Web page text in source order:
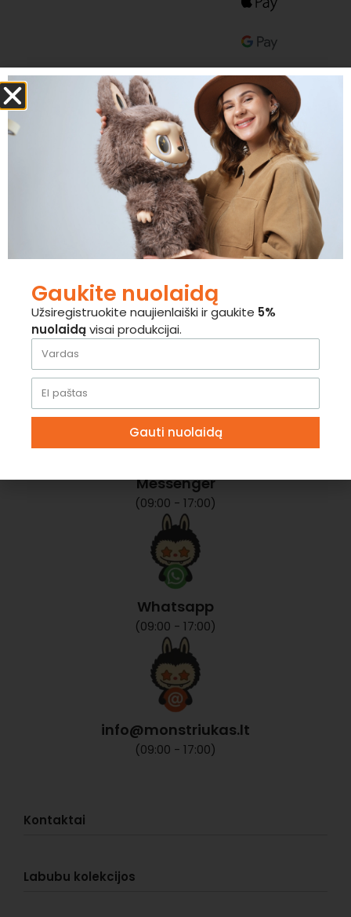
Ar išrašome
sąskaitas faktūras?
Kur galiu rasti savo
sąskaitą faktūrą?
Per kiek laiko
grąžinami pinigai už
gražintas prekes?
Kontaktai
Mūsų klientų aptarnavimas dirba darbo dienomis nuo
Messenger
(09:00 - 17:00)
Whatsapp
(09:00 - 17:00)
info@monstriukas.lt
(09:00 - 17:00)
Kontaktai
Labubu kolekcijos
Gaukite nuolaidą
Užsiregistruokite naujienlaiški ir gaukite 5%
nuolaidąvisai produkcijai.
Gauti nuolaidą